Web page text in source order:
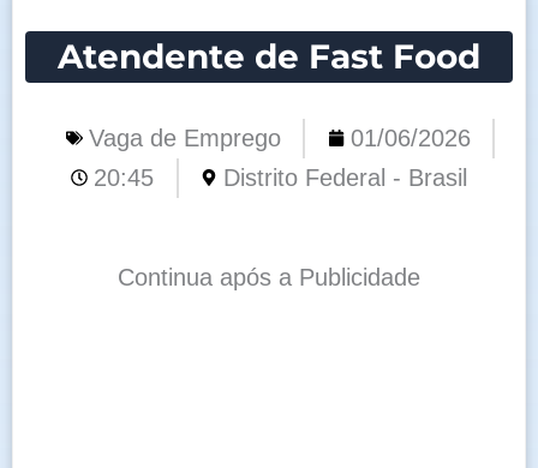
Atendente de Fast Food
Vaga de Emprego
01/06/2026
20:45
Distrito Federal - Brasil
Continua após a Publicidade